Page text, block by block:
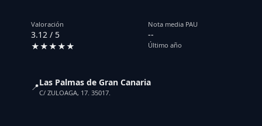
Valoración
3.12 / 5
★★★★★
Nota media PAU
--
Último año
📍Las Palmas de Gran Canaria
C/ ZULOAGA, 17. 35017.